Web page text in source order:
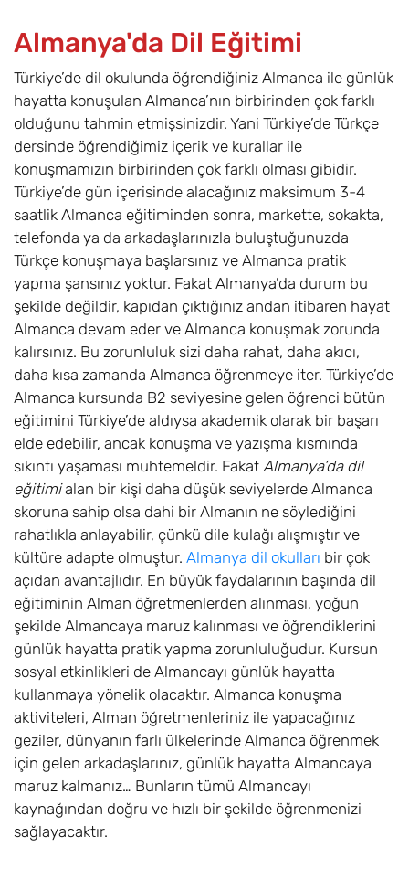
Almanya'da Dil Eğitimi
Türkiye’de dil okulunda öğrendiğiniz Almanca ile günlük
hayatta konuşulan Almanca’nın birbirinden çok farklı
olduğunu tahmin etmişsinizdir. Yani Türkiye’de Türkçe
dersinde öğrendiğimiz içerik ve kurallar ile
konuşmamızın birbirinden çok farklı olması gibidir.
Türkiye’de gün içerisinde alacağınız maksimum 3-4
saatlik Almanca eğitiminden sonra, markette, sokakta,
telefonda ya da arkadaşlarınızla buluştuğunuzda
Türkçe konuşmaya başlarsınız ve Almanca pratik
yapma şansınız yoktur. Fakat Almanya’da durum bu
şekilde değildir, kapıdan çıktığınız andan itibaren hayat
Almanca devam eder ve Almanca konuşmak zorunda
kalırsınız. Bu zorunluluk sizi daha rahat, daha akıcı,
daha kısa zamanda Almanca öğrenmeye iter. Türkiye’de
Almanca kursunda B2 seviyesine gelen öğrenci bütün
eğitimini Türkiye’de aldıysa akademik olarak bir başarı
elde edebilir, ancak konuşma ve yazışma kısmında
sıkıntı yaşaması muhtemeldir. Fakat Almanya’da dil
eğitimialan bir kişi daha düşük seviyelerde Almanca
skoruna sahip olsa dahi bir Almanın ne söylediğini
rahatlıkla anlayabilir, çünkü dile kulağı alışmıştır ve
kültüre adapte olmuştur. Almanya dil okulları bir çok
açıdan avantajlıdır. En büyük faydalarının başında dil
eğitiminin Alman öğretmenlerden alınması, yoğun
şekilde Almancaya maruz kalınması ve öğrendiklerini
günlük hayatta pratik yapma zorunluluğudur. Kursun
sosyal etkinlikleri de Almancayı günlük hayatta
kullanmaya yönelik olacaktır. Almanca konuşma
aktiviteleri, Alman öğretmenleriniz ile yapacağınız
geziler, dünyanın farlı ülkelerinde Almanca öğrenmek
için gelen arkadaşlarınız, günlük hayatta Almancaya
maruz kalmanız… Bunların tümü Almancayı
kaynağından doğru ve hızlı bir şekilde öğrenmenizi
sağlayacaktır.